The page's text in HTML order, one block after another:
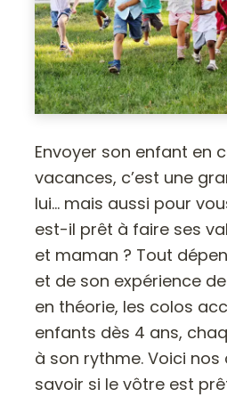
Envoyer son enfant en
vacances, c’est une
lui… mais aussi pour
est-il prêt à faire ses
et maman ? Tout
et de son expérience
en théorie, les colos
enfants dès 4 ans,
à son rythme. Voici nos
savoir si le vôtre est